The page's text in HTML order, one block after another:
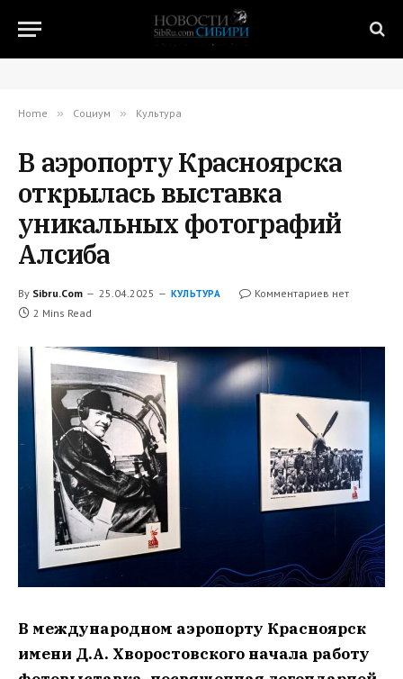
Home » Социум » Культура
В аэропорту Красноярска
открылась выставка
уникальных фотографий
Алсиба
By Sibru.Com 25.04.2025 КУЛЬТУРА
Комментариев нет
2 Mins Read
В международном аэропорту Красноярск
имени Д.А. Хворостовского начала работу